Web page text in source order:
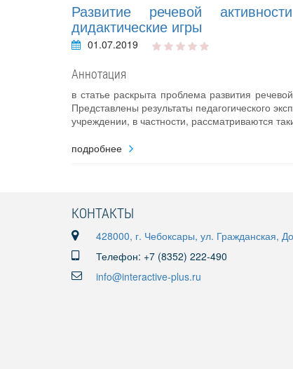
Развитие речевой
дидактические игры
01.07.2019
Аннотация
в статье раскрыта проблема развития
Представлены результаты педагогического
учреждении, в частности, рассматриваются
подробнее
КОНТАКТЫ
428000, г. Чебоксары, ул. Гражданская,
Телефон: +7 (8352) 222-490
info@interactive-plus.ru